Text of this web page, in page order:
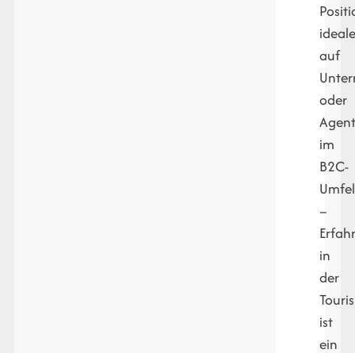
auf
oder
im
B2C-
–
in
der
ist
ein